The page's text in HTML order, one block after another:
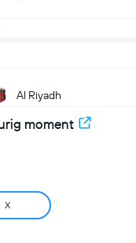
Al Riyadh
moment
X